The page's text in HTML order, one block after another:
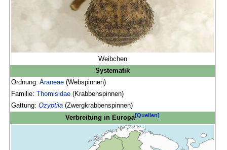
Weibchen
Systematik
Ordnung:Araneae (Webspinnen)
Familie:Thomisidae (Krabbenspinnen)
Gattung:Ozyptila (Zwergkrabbenspinnen)
Verbreitung in Europa[Quellen]